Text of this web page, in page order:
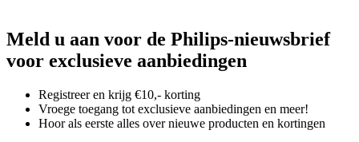
Meld u aan voor de Philips-nieuwsbrief
voor exclusieve aanbiedingen
Registreer en krijg €10,- korting
Vroege toegang tot exclusieve aanbiedingen en meer!
Hoor als eerste alles over nieuwe producten en kortingen